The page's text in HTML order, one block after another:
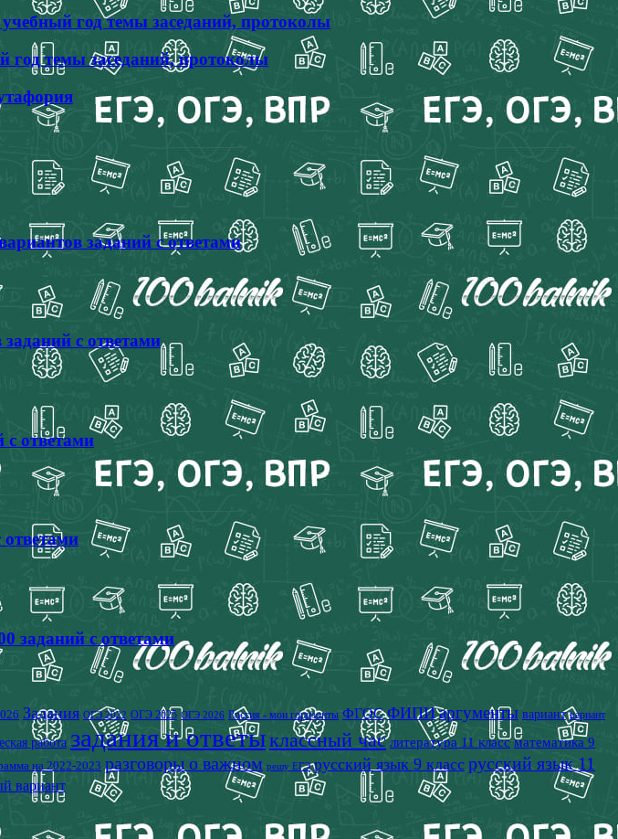
год темы заседаний, протоколы
темы заседаний, протоколы
заданий с ответами
с ответами
с ответами
заданий с ответами
Задания ОГЭ 2022 ОГЭ 2025 ОГЭ 2026 Россия - мои горизонты ФГОС ФИПИ аргументы вариант вариант
работа задания и ответыклассный час литература 11 класс математика 9
на 2022-2023 разговоры о важном решу ЕГЭ русский язык 9 класс русский язык 11
вариант